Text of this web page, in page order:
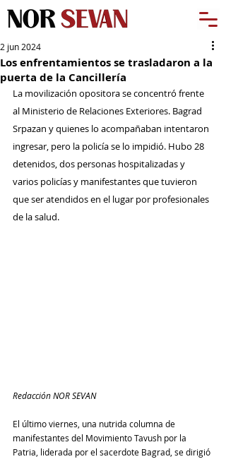
Los enfrentamientos se trasladaron a la
puerta de la Cancillería
2 jun 2024
La movilización opositora se concentró frente
al Ministerio de Relaciones Exteriores. Bagrad
Srpazan y quienes lo acompañaban intentaron
ingresar, pero la policía se lo impidió. Hubo 28
detenidos, dos personas hospitalizadas y
varios policías y manifestantes que tuvieron
que ser atendidos en el lugar por profesionales
de la salud.
Redacción NOR SEVAN
El último viernes, una nutrida columna de
manifestantes del Movimiento Tavush por la
Patria, liderada por el sacerdote Bagrad, se dirigió